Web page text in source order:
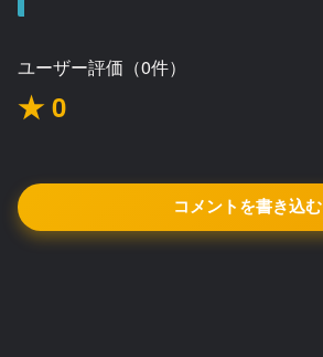
ユーザー評価（0件）
★ 0
コメントを書き込む